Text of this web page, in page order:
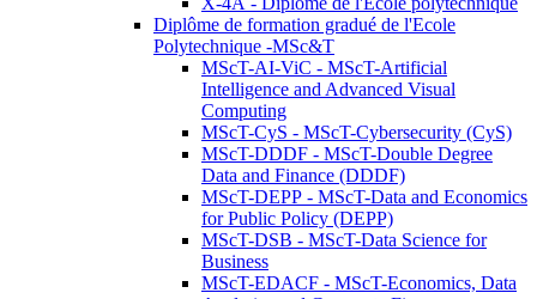
Diplôme de formation gradué de l'Ecole
Polytechnique -MSc&T
MScT-AI-ViC - MScT-Artificial
Intelligence and Advanced Visual
Computing
MScT-CyS - MScT-Cybersecurity (CyS)
MScT-DDDF - MScT-Double Degree
Data and Finance (DDDF)
MScT-DEPP - MScT-Data and Economics
for Public Policy (DEPP)
MScT-DSB - MScT-Data Science for
Business
MScT-EDACF - MScT-Economics, Data